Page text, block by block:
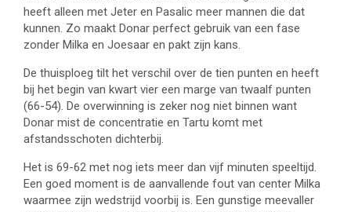
heeft alleen met Jeter en Pasalic meer mannen die dat
kunnen. Zo maakt Donar perfect gebruik van een fase
zonder Milka en Joesaar en pakt zijn kans.
De thuisploeg tilt het verschil over de tien punten en heeft
bij het begin van kwart vier een marge van twaalf punten
(66-54). De overwinning is zeker nog niet binnen want
Donar mist de concentratie en Tartu komt met
afstandsschoten dichterbij.
Het is 69-62 met nog iets meer dan vijf minuten speeltijd.
Een goed moment is de aanvallende fout van center Milka
waarmee zijn wedstrijd voorbij is. Een gunstige meevaller